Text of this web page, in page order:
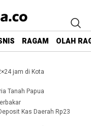
RAGAM OLAH
jam di Kota
Tanah Papua
Kas Daerah Rp23